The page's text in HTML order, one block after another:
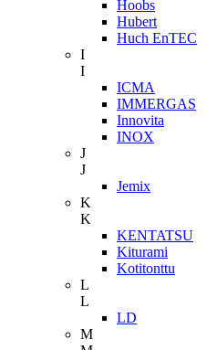
Hoobs
Hubert
Huch EnTEC
I
I
ICMA
IMMERGAS
Innovita
INOX
J
J
Jemix
K
K
KENTATSU
Kiturami
Kotitonttu
L
L
LD
M